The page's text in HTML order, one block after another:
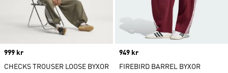
Price
999 kr
CHECKS TROUSER LOOSE BYXOR
Price
949 kr
FIREBIRD BARREL BYXOR